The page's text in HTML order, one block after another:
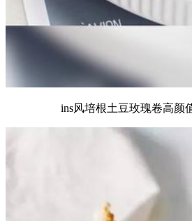
ins风培根土豆玫瑰卷高颜